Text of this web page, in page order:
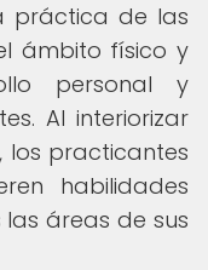
práctica de las
ámbito físico y
personal y
Al interiorizar
los practicantes
habilidades
áreas de sus